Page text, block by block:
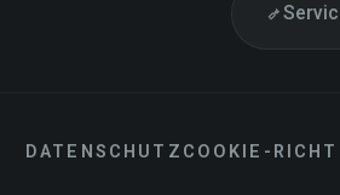
DATENSCHUTZ COOKIE-